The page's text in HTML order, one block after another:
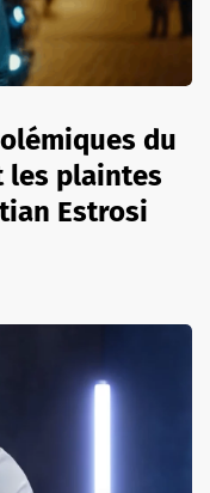
du
les plaintes
Estrosi